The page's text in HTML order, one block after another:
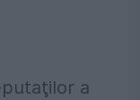
a